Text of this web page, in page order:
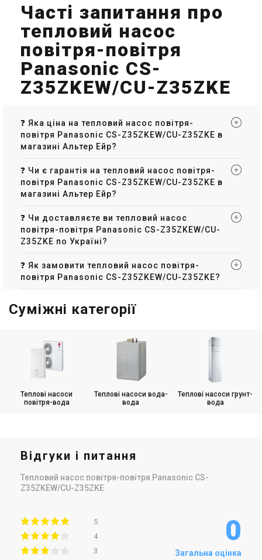
Часті запитання про
тепловий насос
повітря-повітря
Panasonic CS-
Z35ZKEW/CU-Z35ZKE
❓ Яка ціна на тепловий насос повітря-
повітря Panasonic CS-Z35ZKEW/CU-Z35ZKE в
магазині Альтер Ейр?
❓ Чи є гарантія на тепловий насос повітря-
повітря Panasonic CS-Z35ZKEW/CU-Z35ZKE в
магазині Альтер Ейр?
❓ Чи доставляєте ви тепловий насос
повітря-повітря Panasonic CS-Z35ZKEW/CU-
Z35ZKE по Україні?
❓ Як замовити тепловий насос повітря-
повітря Panasonic CS-Z35ZKEW/CU-Z35ZKE?
Суміжні категорії
Теплові насоси
повітря-вода
Теплові насоси вода-
вода
Теплові насоси грунт-
вода
Відгуки і питання
Тепловий насос повітря-повітря Panasonic CS-
Z35ZKEW/CU-Z35ZKE
5
4
3
0
Загальна оцінка